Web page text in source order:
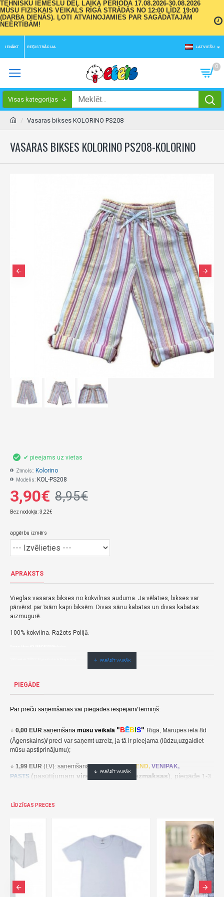
TEHNISKU IEMESLU DĒĻ LAIKA PERIODĀ 17.08.2026-30.08.2026
MŪSU FIZISKAIS VEIKALS RĪGĀ STRĀDĀS NO 12:00 LĪDZ 19:00
(DARBA DIENĀS). ĻOTI ATVAINOJAMIES PAR SAGĀDĀTAJĀM
NEĒRTĪBĀM!
IENĀKT REĢISTRĀCIJA LATVIEŠU
0
Visas kategorijas
Vasaras bikses KOLORINO PS208
VASARAS BIKSES KOLORINO PS208-KOLORINO
3,90€ 8,95€
Bez nodokļa: 3,22€
✔ pieejams uz vietas
Zīmols:: Kolorino
Modelis: KOL-PS208
apgērbu izmērs
APRAKSTS
Vieglas vasaras bikses no kokvilnas auduma. Ja vēlaties, bikses var
pārvērst par īsām kapri biksēm. Divas sānu kabatas un divas kabatas
aizmugurē.
100% kokvilna. Ražots Polijā.
Nopirkt Vasaras bikses KOLORINO PS208--par zemu cenu,ātri,ērti,bez gaidīšanas.Cenas no vairumtirgotāja.
PIEGĀDE
Par preču saņemšanas vai piegādes iespējām/ termiņš:
⭐ 0,00 EUR:saņemšana mūsu veikalā "BĒBIS" Rīgā, Mārupes ielā 8d
(Āgenskalns)/preci var saņemt uzreiz, ja tā ir pieejama (lūdzu,uzgaidiet
mūsu apstiprinājumu);
⭐ 1,99 EUR (LV): saņemšana pakomātā SEND, VENIPAK,
PASTS (pasūtījumam virs 30,00 EUR- bezmaksas), piegāde 1-3
⭐2,49 EUR(LT, EE): saņemšana pakomātā
2,49 EUR kättesaamine pakiautomaadis UNISEND, Udrop,
kohaletoimetamine 2-5 tööpäeva jooksul;
LT: 2,49 EUR gavimas siuntų automate UNISEND, Udrop, LPExpress,
pristatymas per 2–5 darbo dienas;
⭐ 3,50 EUR (pasūtījumam virs
30,00 EUR- bezmaksas
1-3 darba dienu laikā;
LĪDZĪGAS PRECES